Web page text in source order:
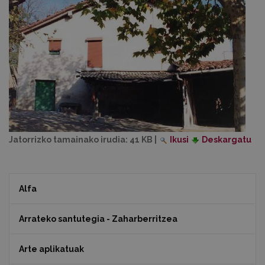
Jatorrizko tamainako irudia: 41 KB Ikusi Deskargatu
Alfa
Arrateko santutegia - Zaharberritzea
Arte aplikatuak